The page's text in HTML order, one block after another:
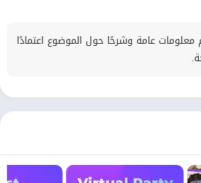
عامة وشرحًا حول الموضوع اعتمادًا